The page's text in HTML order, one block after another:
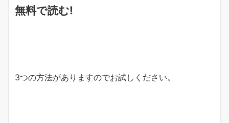
無料で読む!
3つの方法がありますのでお試しください。